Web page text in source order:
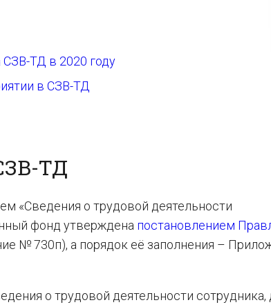
СЗВ-ТД в 2020 году
в СЗВ-ТД
ТД
«Сведения о трудовой деятельности
фонд утверждена постановлением
№ 730п), а порядок её заполнения –
о трудовой деятельности сотрудника,